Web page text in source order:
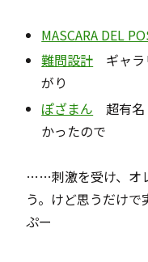
MASCARA DEL
難問設計 ギャラ
がり
ぽざまん 超有名
かったので
……刺激を受け、オ
う。けど思うだけで
ぷー